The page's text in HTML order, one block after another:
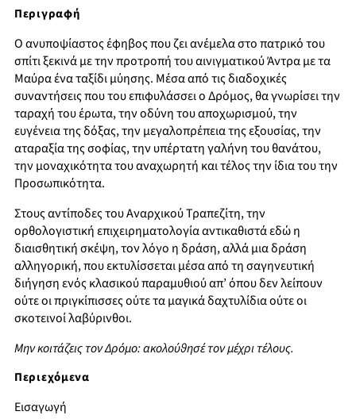
Περιγραφή
Ο ανυποψίαστος έφηβος που ζει ανέμελα στο πατρικό του
σπίτι ξεκινά με την προτροπή του αινιγματικού Άντρα με τα
Μαύρα ένα ταξίδι μύησης. Μέσα από τις διαδοχικές
συναντήσεις που του επιφυλάσσει ο Δρόμος, θα γνωρίσει την
ταραχή του έρωτα, την οδύνη του αποχωρισμού, την
ευγένεια της δόξας, την μεγαλοπρέπεια της εξουσίας, την
αταραξία της σοφίας, την υπέρτατη γαλήνη του θανάτου,
την μοναχικότητα του αναχωρητή και τέλος την ίδια του την
Προσωπικότητα.
Στους αντίποδες του Αναρχικού Τραπεζίτη, την
ορθολογιστική επιχειρηματολογία αντικαθιστά εδώ η
διαισθητική σκέψη, τον λόγο η δράση, αλλά μια δράση
αλληγορική, που εκτυλίσσεται μέσα από τη σαγηνευτική
διήγηση ενός κλασικού παραμυθιού απ’ όπου δεν λείπουν
ούτε οι πριγκίπισσες ούτε τα μαγικά δαχτυλίδια ούτε οι
σκοτεινοί λαβύρινθοι.
Μην κοιτάζεις τον Δρόμο: ακολούθησέ τον μέχρι τέλους.
Περιεχόμενα
Εισαγωγή